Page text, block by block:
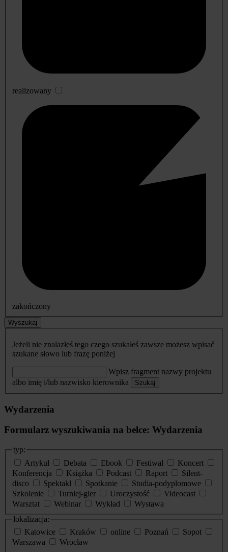
realizowany
zakończony
Wyszukaj
Jeżeli nie znalazłeś tego czego szukałeś zawsze możesz wpisać
szukane słowo lub frazę poniżej
Wpisz fragment nazwy projektu
albo imię i/lub nazwisko kierownika
Szukaj
Wydarzenia
Formularz wyszukiwania na belce: Wydarzenia
typ:
Artykuł
Debata Ebook Festiwal
Koncert
Konferencja
Książka Podcast Raport
Silent-
disco
Spektakl Spotkanie
Studia-podyplomowe
Szkolenie
Turniej-gier Uroczystość
Videocast
Warsztat
Webinar Wykład
Wystawa
lokalizacja:
Katowice
Kraków online Poznań
Sopot
Warszawa
Wrocław